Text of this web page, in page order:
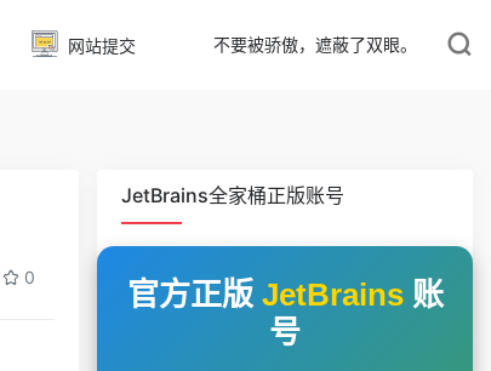
网站提交 不要被骄傲，遮蔽了双眼。
0
JetBrains全家桶正版账号
官方正版 JetBrains账
号